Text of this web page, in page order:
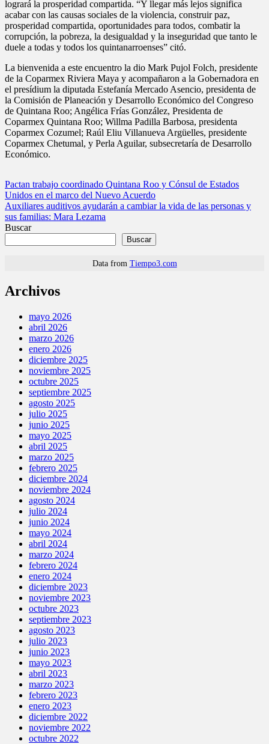
logrará la prosperidad compartida. “Y llegar más lejos significa
acabar con las causas sociales de la violencia, construir paz,
prosperidad compartida, oportunidades para todos, combatir la
corrupción, la pobreza, la desigualdad y la inseguridad que tanto le
duele a todas y todos los quintanarroenses” citó.
La bienvenida a este encuentro la dio Mark Pujol Folch, presidente
de la Coparmex Riviera Maya y acompañaron a la Gobernadora en
el presídium la diputada Estefanía Mercado Asencio, presidenta de
la Comisión de Planeación y Desarrollo Económico del Congreso
de Quintana Roo; Angélica Frías González, Presidenta de
Coparmex Quintana Roo; Willma Padilla Barbosa, presidenta
Coparmex Cozumel; Raúl Eliu Villanueva Argüelles, presidente
Coparmex Chetumal, y Perla Aguilar, subsecretaría de Desarrollo
Económico.
Navegación
de
entradas
Pactan trabajo coordinado Quintana Roo y Cónsul de Estados
Unidos en el marco del Nuevo Acuerdo
Auxiliares auditivos ayudarán a cambiar la vida de las personas y
sus familias: Mara Lezama
Buscar
Buscar
Data from Tiempo3.com
Archivos
mayo 2026
abril 2026
marzo 2026
enero 2026
diciembre 2025
noviembre 2025
octubre 2025
septiembre 2025
agosto 2025
julio 2025
junio 2025
mayo 2025
abril 2025
marzo 2025
febrero 2025
diciembre 2024
noviembre 2024
agosto 2024
julio 2024
junio 2024
mayo 2024
abril 2024
marzo 2024
febrero 2024
enero 2024
diciembre 2023
noviembre 2023
octubre 2023
septiembre 2023
agosto 2023
julio 2023
junio 2023
mayo 2023
abril 2023
marzo 2023
febrero 2023
enero 2023
diciembre 2022
noviembre 2022
octubre 2022